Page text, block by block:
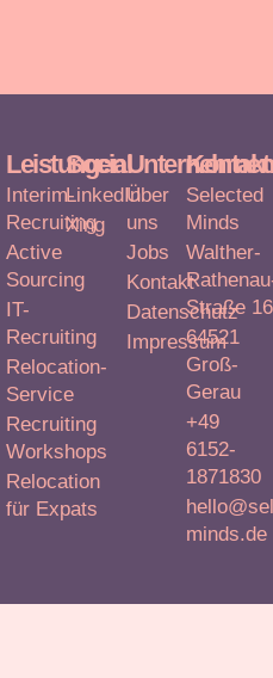
Leistungen
Interim-
Recruiting
Active
Sourcing
IT-
Recruiting
Relocation-
Service
Recruiting
Workshops
Relocation
für Expats
Social
LinkedIn
Xing
Unternehmen
Über
uns
Jobs
Kontakt
Datenschutz
Impressum
Kontakt
Selected
Minds
Walther-
Straße 16
64521
Groß-
Gerau
+49
6152-
1871830
minds.de